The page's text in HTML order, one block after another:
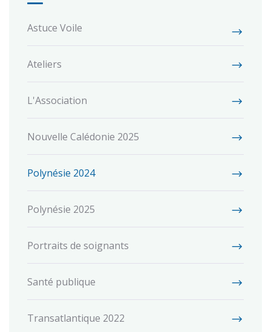
Astuce Voile
Ateliers
L'Association
Nouvelle Calédonie 2025
Polynésie 2024
Polynésie 2025
Portraits de soignants
Santé publique
Transatlantique 2022